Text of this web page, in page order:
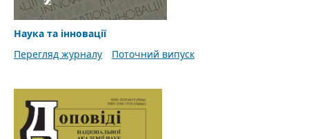
Наука та інновації
Перегляд журналу
Поточний випуск